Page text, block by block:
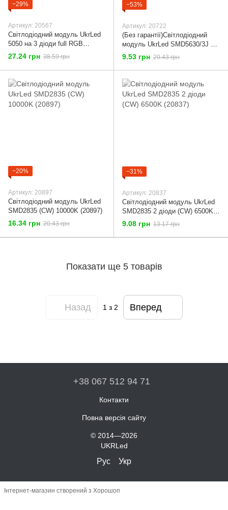
−29%
Артикул: 20567
Світлодіодний модуль UkrLed
5050 на 3 діоди full RGB
(20567)
27.24 грн 38.59 грн
−53%
Артикул: 20722
(Без гарантії)Світлодіодний
модуль UkrLed SMD5630/3J з
лінзою (CW) 6500К (20722)
9.53 грн 20.43 грн
−20%
Артикул: 20897
Світлодіодний модуль UkrLed
SMD2835 (CW) 10000K (20897)
16.34 грн 20.43 грн
−31%
Артикул: 20837
Світлодіодний модуль UkrLed
SMD2835 2 діоди (CW) 6500K
(20837)
9.08 грн 13.17 грн
Показати ще 5 товарів
Назад 1з 2 Вперед
+38 067 512 94 71
Контакти
Повна версія сайту
© 2014—2026
UKRLed
Рус Укр
Інтернет-магазин створений з Хорошоп